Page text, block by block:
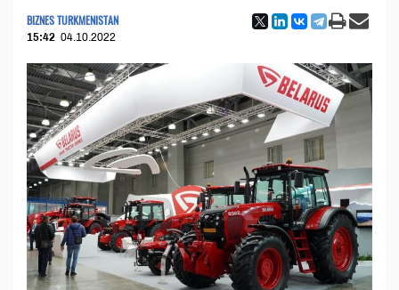
BIZNES TURKMENISTAN
15:42 04.10.2022